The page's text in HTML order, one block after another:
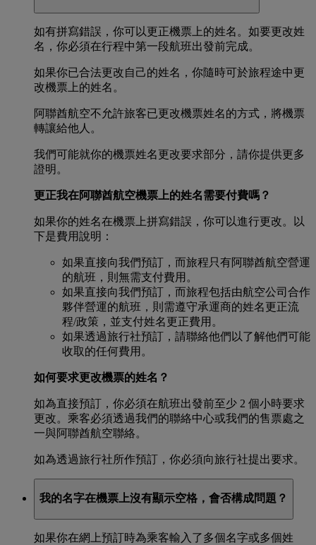
如有拼寫錯誤，你可以更正機票上的姓名。如要更改姓
名，你必須在行程中第一段航班出發前完成。
如果你已合法更改自己的姓名，你隨時可於旅程途中更
改機票上的姓名。
阿聯酋航空不允許旅客已更改機票姓名的方式，將機票
轉讓給他人。
我們可能就你的機票姓名更改要求部分，請你提供更多
證明。
更正我在阿聯酋航空機票上的姓名需要付費嗎？
如果你的姓名在機票上拼寫錯誤，你可以進行更改。以
下是費用說明：
如果直接向我們預訂，而旅程只有阿聯酋航空營運
的航班，則無需支付費用。
如果直接向我們預訂，而旅程包括由航空公司合作
夥伴營運的航班，則需遵守承運商的姓名更正流
程/政策，並支付姓名更正費用。
如果透過旅行社預訂，請聯絡他們以了解他們可能
收取的任何費用。
如何要求更改機票的姓名？
如為直接預訂，你必須在航班出發前至少 2 個小時要求
更改。乘客必須透過我們的聯絡中心或我們的售票處之
一與阿聯酋航空聯絡。
如為透過旅行社所作預訂，你必須向旅行社提出要求。
我的名字在機票上沒有顯示空格，會否構成問題？
如果你在網上預訂時為乘客輸入了多個名字或多個姓